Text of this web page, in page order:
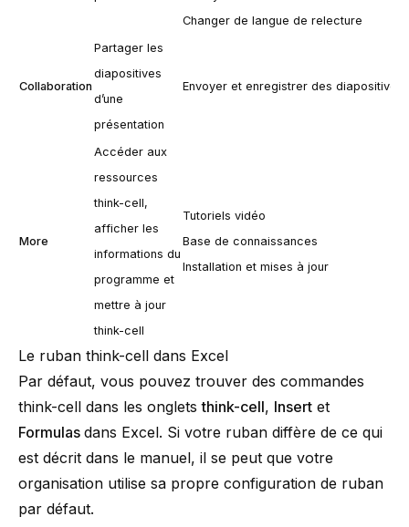
Changer de langue de relecture
Collaboration
Partager les
diapositives
d’une
présentation
Envoyer et enregistrer des diapositives
More
Accéder aux
ressources
think-cell,
afficher les
informations du
programme et
mettre à jour
think-cell
Tutoriels vidéo
Base de connaissances
Installation et mises à jour
Le ruban think-cell dans Excel
Par défaut, vous pouvez trouver des commandes
think-cell dans les ongletsthink-cell, Insert et
Formulas dans Excel. Si votre ruban diffère de ce qui
est décrit dans le manuel, il se peut que votre
organisation utilise sa propre configuration de ruban
par défaut.